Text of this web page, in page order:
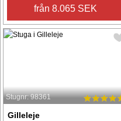
från 8.065 SEK
Stugnr: 98361
Gilleleje